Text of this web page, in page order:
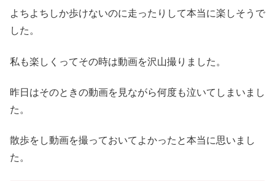
よちよちしか歩けないのに走ったりして本当に楽しそうで
した。
私も楽しくってその時は動画を沢山撮りました。
昨日はそのときの動画を見ながら何度も泣いてしまいまし
た。
散歩をし動画を撮っておいてよかったと本当に思いまし
た。